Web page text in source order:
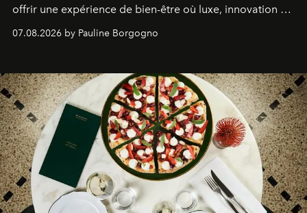
offrir une expérience de bien-être où luxe, innovation et
expertise se rencontrent.
07.08.2026 by Pauline Borgogno